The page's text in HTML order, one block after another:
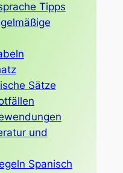
Tipps
Sätze
und
Spanisch